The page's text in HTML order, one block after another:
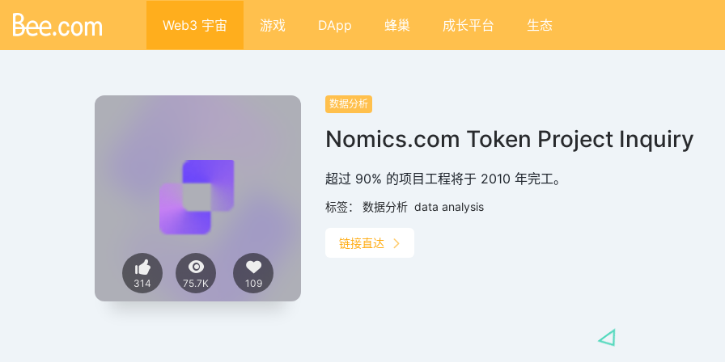
Web3 宇宙 游戏 DApp 蜂巢 成长平台 生态
314 75.7K 109
数据分析
Nomics.com Token Project Inquiry
超过 90% 的项目工程将于 2010 年完工。
标签： 数据分析 data analysis
链接直达